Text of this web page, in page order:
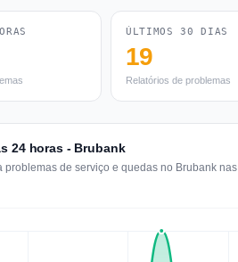
ÚLTIMOS 30 DIAS
19
Relatórios de problemas
24 horas - Brubank
de serviço e quedas no Brubank nas